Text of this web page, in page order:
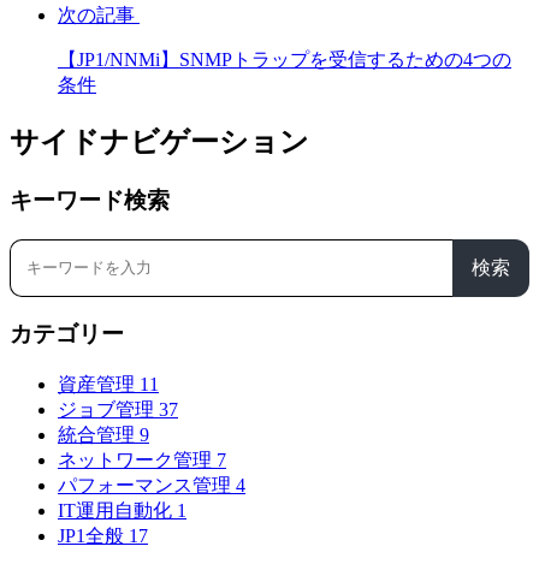
次の記事
【JP1/NNMi】SNMPトラップを受信するための4つの
条件
サイドナビゲーション
キーワード検索
検索
カテゴリー
資産管理 11
ジョブ管理 37
統合管理 9
ネットワーク管理 7
パフォーマンス管理 4
IT運用自動化 1
JP1全般 17